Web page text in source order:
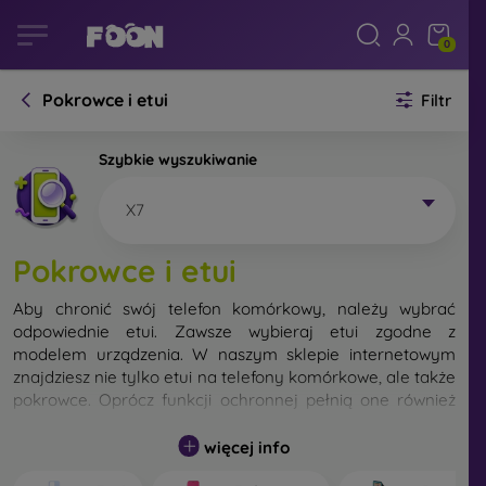
0
Pokrowce i etui Filtr
Szybkie wyszukiwanie
X7
Pokrowce i etui
Aby chronić swój telefon komórkowy, należy wybrać
odpowiednie etui. Zawsze wybieraj etui zgodne z
modelem urządzenia. W naszym sklepie internetowym
znajdziesz nie tylko etui na telefony komórkowe, ale także
pokrowce. Oprócz funkcji ochronnej pełnią one również
Pokrowiec na telefon komórkowy możemy również
więcej info